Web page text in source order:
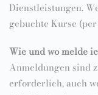
Dienstleistungen.
gebuchte Kurse
Wie und wo melde
Anmeldungen sind
erforderlich, auch